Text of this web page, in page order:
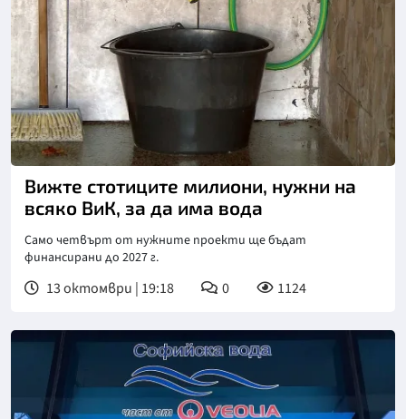
Вижте стотиците милиони, нужни на
всяко ВиК, за да има вода
Само четвърт от нужните проекти ще бъдат
финансирани до 2027 г.
13 октомври | 19:18 0 1124